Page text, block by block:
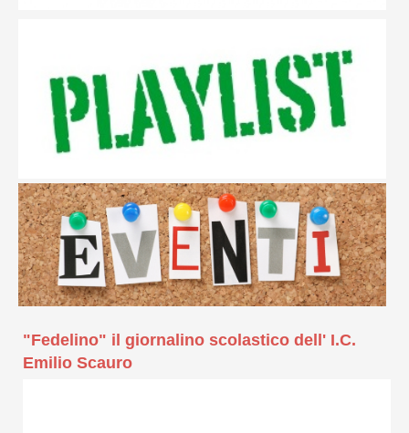
"Fedelino" il giornalino scolastico dell' I.C.
Emilio Scauro